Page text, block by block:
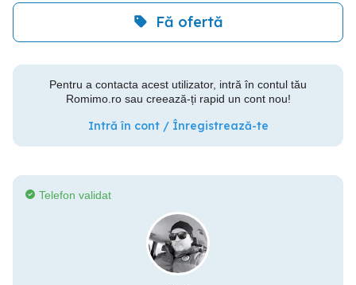
Fă ofertă
Pentru a contacta acest utilizator, intră în contul tău
Romimo.ro sau creează-ți rapid un cont nou!
Intră în cont / Înregistrează-te
Telefon validat